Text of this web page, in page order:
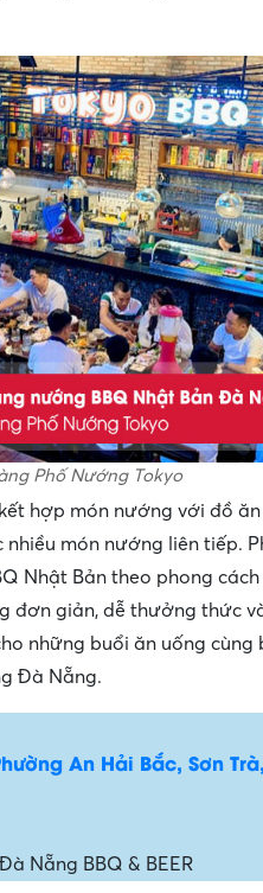
Phố Nướng Tokyo
hợp món nướng với đồ ăn
món nướng liên tiếp.
Nhật Bản theo phong
đơn giản, dễ thưởng thức
những buổi ăn uống cùng
Đà Nẵng.
An Hải Bắc, Sơn
Nẵng BBQ & BEER